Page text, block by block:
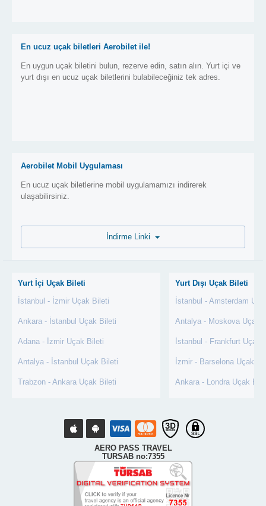
En ucuz uçak biletleri Aerobilet ile!
En uygun uçak biletini bulun, rezerve edin, satın alın. Yurt içi ve
yurt dışı en ucuz uçak biletlerini bulabileceğiniz tek adres.
Aerobilet Mobil Uygulaması
En ucuz uçak biletlerine mobil uygulamamızı indirerek
ulaşabilirsiniz.
Yurt İçi Uçak Bileti
İstanbul - İzmir Uçak Bileti
Ankara - İstanbul Uçak Bileti
Adana - İzmir Uçak Bileti
Antalya - İstanbul Uçak Bileti
Trabzon - Ankara Uçak Bileti
Yurt Dışı Uçak Bileti
İstanbul - Amsterdam
Antalya - Moskova Uçak
İstanbul - Frankfurt Uçak
İzmir - Barselona Uçak
Ankara - Londra Uçak
AERO PASS TRAVEL
TURSAB no:7355